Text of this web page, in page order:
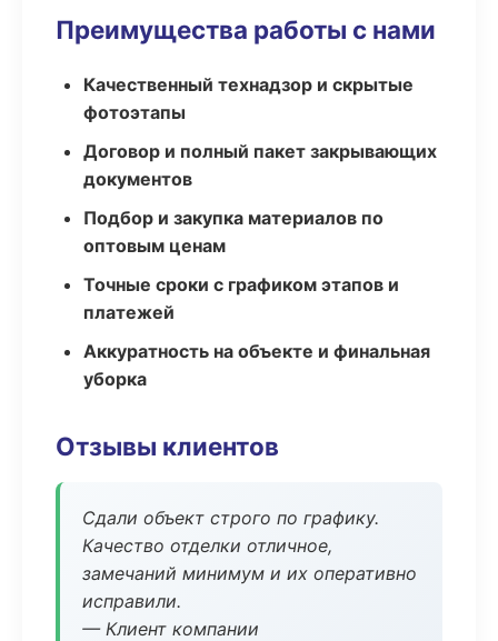
Преимущества работы с нами
Качественный технадзор и скрытые
фотоэтапы
Договор и полный пакет закрывающих
документов
Подбор и закупка материалов по
оптовым ценам
Точные сроки с графиком этапов и
платежей
Аккуратность на объекте и финальная
уборка
Отзывы клиентов
Сдали объект строго по графику.
Качество отделки отличное,
замечаний минимум и их оперативно
исправили.
— Клиент компании